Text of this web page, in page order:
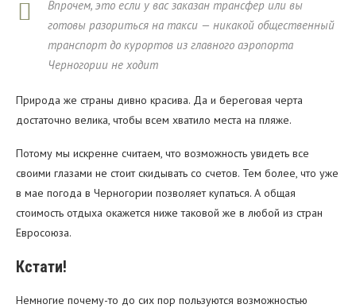
Впрочем, это если у вас заказан трансфер или вы
готовы разориться на такси — никакой общественный
транспорт до курортов из главного аэропорта
Черногории не ходит
Природа же страны дивно красива. Да и береговая черта
достаточно велика, чтобы всем хватило места на пляже.
Потому мы искренне считаем, что возможность увидеть все
своими глазами не стоит скидывать со счетов. Тем более, что уже
в мае погода в Черногории позволяет купаться. А общая
стоимость отдыха окажется ниже таковой же в любой из стран
Евросоюза.
Кстати!
Немногие почему-то до сих пор пользуются возможностью